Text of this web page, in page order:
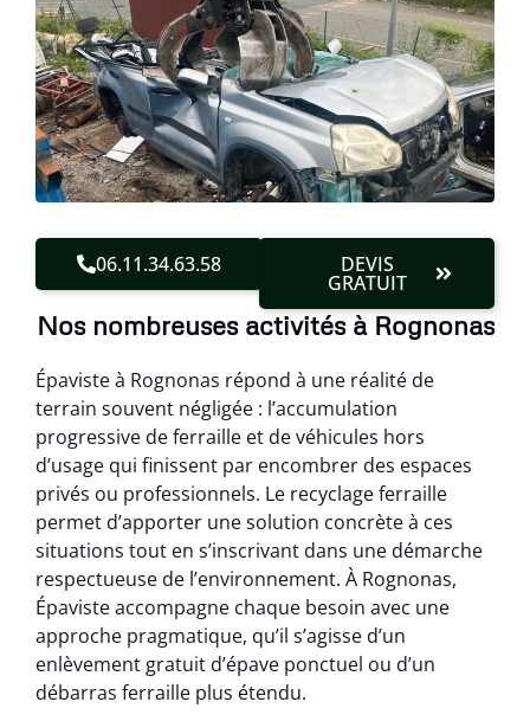
06.11.34.63.58 DEVIS
GRATUIT
Nos nombreuses activités à Rognonas
Épaviste à Rognonas répond à une réalité de
terrain souvent négligée : l’accumulation
progressive de ferraille et de véhicules hors
d’usage qui finissent par encombrer des espaces
privés ou professionnels. Le recyclage ferraille
permet d’apporter une solution concrète à ces
situations tout en s’inscrivant dans une démarche
respectueuse de l’environnement. À Rognonas,
Épaviste accompagne chaque besoin avec une
approche pragmatique, qu’il s’agisse d’un
enlèvement gratuit d’épave ponctuel ou d’un
débarras ferraille plus étendu.